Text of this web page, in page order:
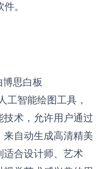
。
思白板
工智能绘图工具，
术，允许用户通过
自动生成高清精美
适合设计师、艺术